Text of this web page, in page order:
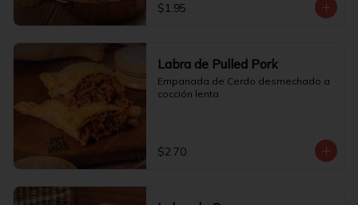
$1.95
Labra de Pulled Pork
Empanada de Cerdo desmechado a
cocción lenta
$2.70